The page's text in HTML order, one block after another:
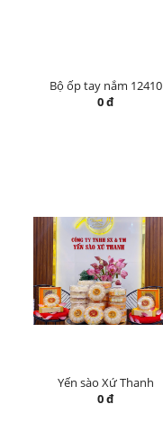
Bộ ốp tay nắm 12410
0 đ
Yến sào Xứ Thanh
0 đ